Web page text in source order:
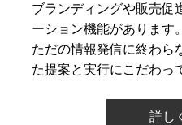
ブランディングや販売促
ーション機能があります。
ただの情報発信に終わら
た提案と実行にこだわっ
詳し